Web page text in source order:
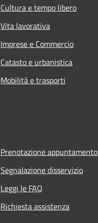
Cultura e tempo libero
Vita lavorativa
Imprese e Commercio
Catasto e urbanistica
Mobilità e trasporti
Prenotazione appuntamento
Segnalazione disservizio
Leggi le FAQ
Richiesta assistenza